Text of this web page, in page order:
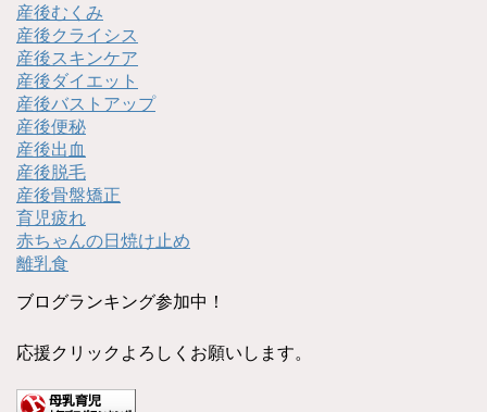
産後むくみ
産後クライシス
産後スキンケア
産後ダイエット
産後バストアップ
産後便秘
産後出血
産後脱毛
産後骨盤矯正
育児疲れ
赤ちゃんの日焼け止め
離乳食
ブログランキング参加中！
応援クリックよろしくお願いします。